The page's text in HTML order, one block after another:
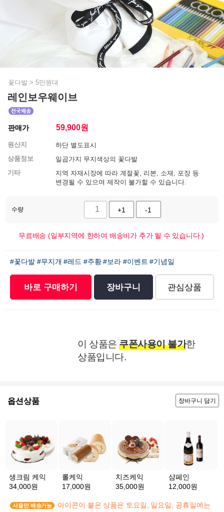
꽃다발 > 5만원대
레인보우웨이브
판매가 59,900원
원산지
하단 별도표시
상품정보
일곱가지 무지색상의 꽃다발
기타
지역 자재시장에 따라 계절꽃, 리본, 소재, 포장 등
변경될 수 있으며 제작이 불가할 수 있습니다.
수량 +1 -1
무료배송 (일부지역에 한하여 배송비가 추가 될 수 있습니다.)
#꽃다발 #무지개 #레드 #주황 #보라 #이벤트 #기념일
바로 구매하기 장바구니 관심상품
이 상품은 쿠폰사용이 불가한
상품입니다.
옵션상품 장바구니 담기
생크림 케익
34,000원
롤케익
17,000원
치즈케익
35,000원
샴페인
12,000원
서울만 배송가능
아이콘이 붙은 상품은 토요일, 일요일, 공휴일에는